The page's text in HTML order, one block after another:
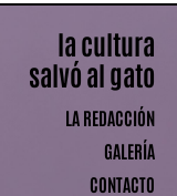
la cultura
salvó al gato
LA REDACCIÓN
GALERÍA
CONTACTO